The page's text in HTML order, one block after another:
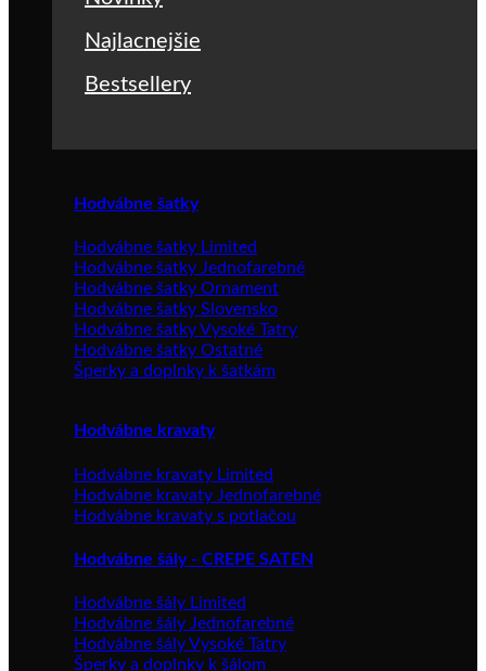
Najlacnejšie
Bestsellery
Hodvábne šatky
Hodvábne šatky Limited
Hodvábne šatky Jednofarebné
Hodvábne šatky Ornament
Hodvábne šatky Slovensko
Hodvábne šatky Vysoké Tatry
Hodvábne šatky Ostatné
Šperky a doplnky k šatkám
Hodvábne kravaty
Hodvábne kravaty Limited
Hodvábne kravaty Jednofarebné
Hodvábne kravaty s potlačou
Hodvábne šály - CREPE SATEN
Hodvábne šály Limited
Hodvábne šály Jednofarebné
Hodvábne šály Vysoké Tatry
Šperky a doplnky k šálom